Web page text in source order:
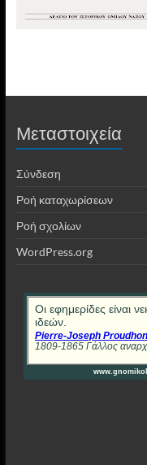
Μεταστοιχεία
Σύνδεση
Ροή καταχωρίσεων
Ροή σχολίων
WordPress.org